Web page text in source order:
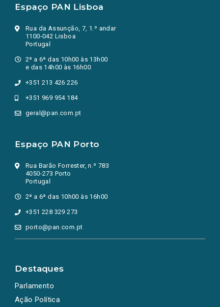
Espaço PAN Lisboa
Rua da Assunção, 7, 1.º andar
1100-042 Lisboa
Portugal
2ª a 6ª das 10h00 às 13h00
e das 14h00 às 16h00
+351 213 426 226
+351 969 954 184
geral@pan.com.pt
Espaço PAN Porto
Rua Barão Forrester, n.º 783
4050-273 Porto
Portugal
2ª a 6ª das 10h00 às 16h00
+351 228 329 273
porto@pan.com.pt
Destaques
Parlamento
Ação Política